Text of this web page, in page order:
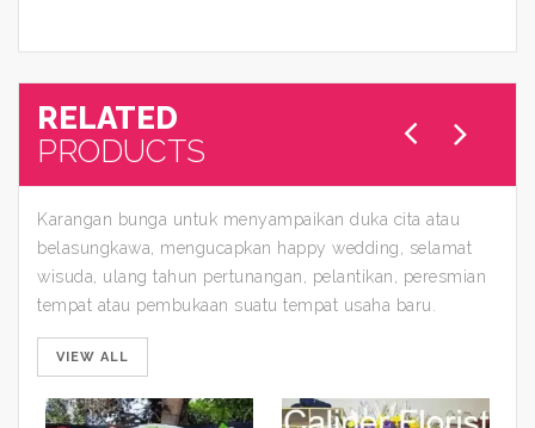
RELATED
PRODUCTS
Karangan bunga untuk menyampaikan duka cita atau
belasungkawa, mengucapkan happy wedding, selamat
wisuda, ulang tahun pertunangan, pelantikan, peresmian
tempat atau pembukaan suatu tempat usaha baru.
VIEW ALL